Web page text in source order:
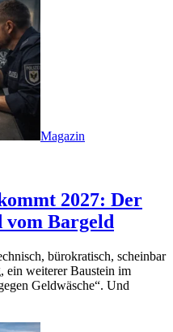
Magazin
2027: Der
vom Bargeld
bürokratisch, scheinbar
ein weiterer Baustein im
Geldwäsche“. Und